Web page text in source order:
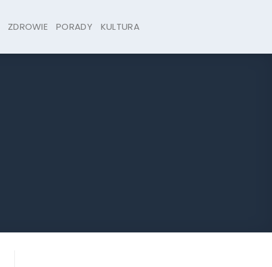
ZDROWIE PORADY KULTURA